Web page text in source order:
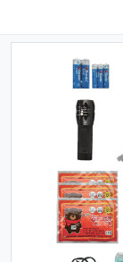
Previous